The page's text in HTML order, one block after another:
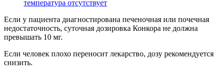
температура отсутствует
Если у пациента диагностирована печеночная или почечная
недостаточность, суточная дозировка Конкора не должна
превышать 10 мг.
Если человек плохо переносит лекарство, дозу рекомендуется
снизить.